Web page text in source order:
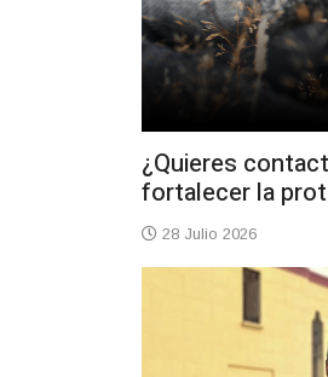
¿Quieres
fortalecer la
28 Julio 2026